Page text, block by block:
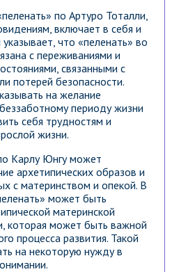
по Артуро Тоталли,
включает в себя и
что «пеленать» во
с переживаниями и
связанными с
потерей безопасности.
на желание
периоду жизни
себя трудностям и
жизни.
Карлу Юнгу может
архетипических образов и
с материнством и опекой. В
может быть
материнской
которая может быть важной
процесса развития. Такой
на некоторую нужду в